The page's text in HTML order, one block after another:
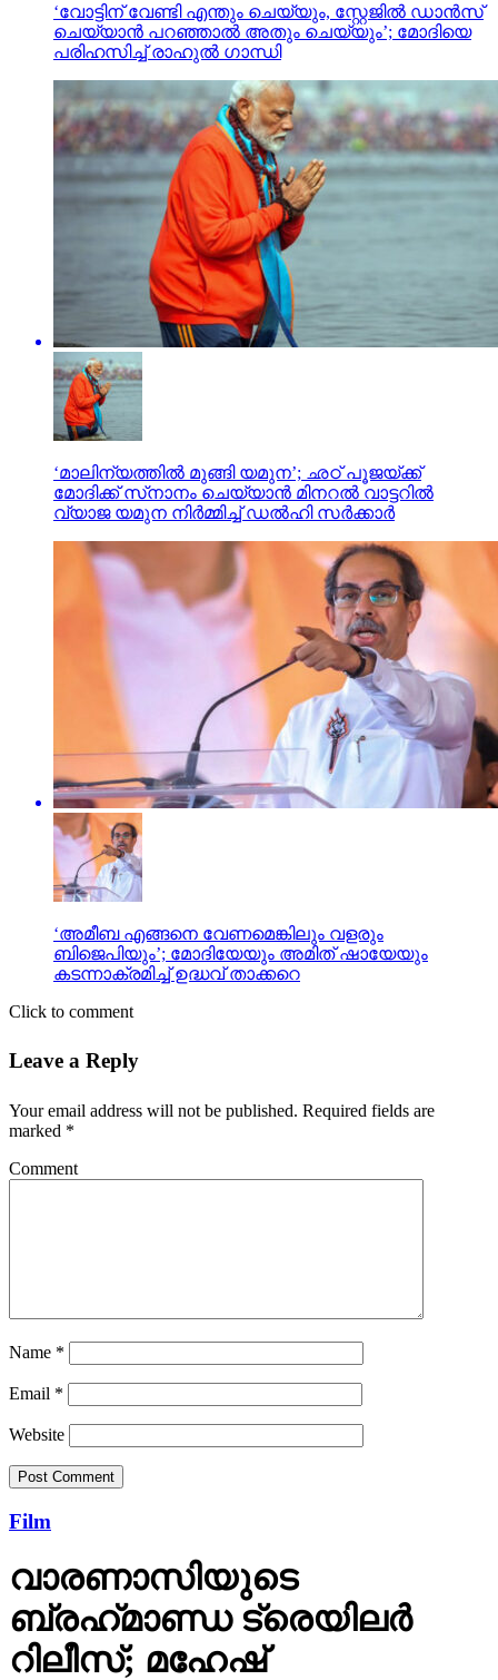
‘വോട്ടിന് വേണ്ടി എന്തും ചെയ്യും, സ്റ്റേജിൽ ഡാൻസ്
ചെയ്യാൻ പറഞ്ഞാൽ അതും ചെയ്യും’; മോദിയെ
പരിഹസിച്ച് രാഹുൽ ഗാന്ധി
‘മാലിന്യത്തില്‍ മുങ്ങി യമുന’; ഛഠ് പൂജയ്ക്ക്
മോദിക്ക് സ്‌നാനം ചെയ്യാന്‍ മിനറല്‍ വാട്ടറില്‍
വ്യാജ യമുന നിര്‍മ്മിച്ച് ഡല്‍ഹി സര്‍ക്കാര്‍
‘അമീബ എങ്ങനെ വേണമെങ്കിലും വളരും
ബിജെപിയും’; മോദിയേയും അമിത് ഷായേയും
കടന്നാക്രമിച്ച് ഉദ്ധവ് താക്കറെ
Click to comment
Leave a Reply
Your email address will not be published. Required fields are
marked *
Comment
Name *
Email *
Website
Film
വാരണാസിയുടെ
ബ്രഹ്‌മാണ്ഡ ട്രെയിലര്‍
റിലീസ്; മഹേഷ്